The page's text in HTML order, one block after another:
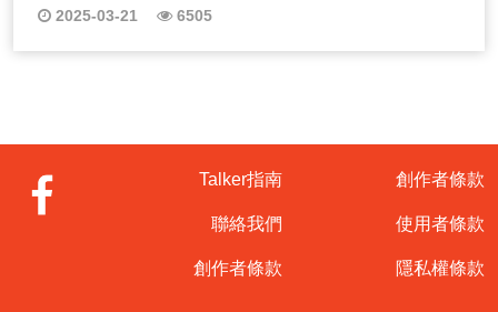
「別丟臉 Face Clean」的品牌核心理念之一。
2025-03-21 6505
Talker指南
聯絡我們
創作者條款
創作者條款
使用者條款
隱私權條款